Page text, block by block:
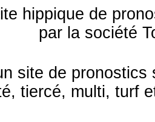
hippique de
par la société
site de pronostics
tiercé, multi, turf